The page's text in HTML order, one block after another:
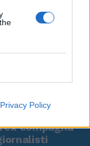
Privacy Policy
compagna